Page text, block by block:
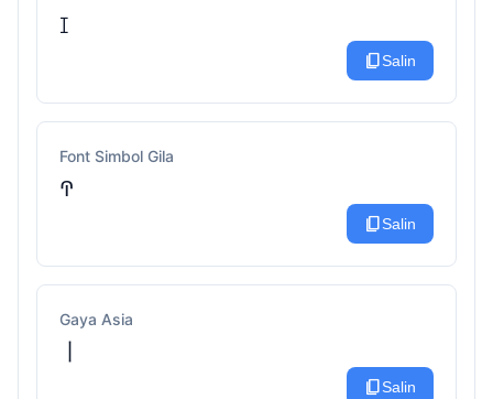
ꀤ
content_copySalin
Font Simbol Gila
ꛈ
content_copySalin
Gaya Asia
content_copySalin